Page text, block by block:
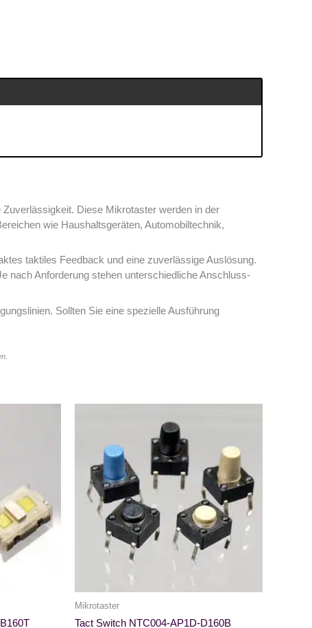
Diese Mikrotaster werden in der
wie Haushaltsgeräten, Automobiltechnik,
taktiles Feedback und eine zuverlässige Auslösung.
nach Anforderung stehen unterschiedliche Anschluss-
Sollten Sie eine spezielle Ausführung
Mikrotaster
Tact Switch NTC004-AP1D-D160B